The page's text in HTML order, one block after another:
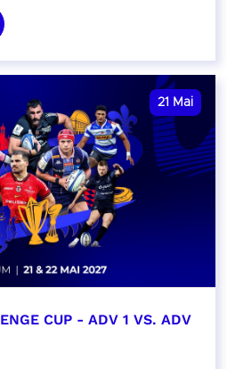
21 Mai
CUP - ADV 1 VS. ADV